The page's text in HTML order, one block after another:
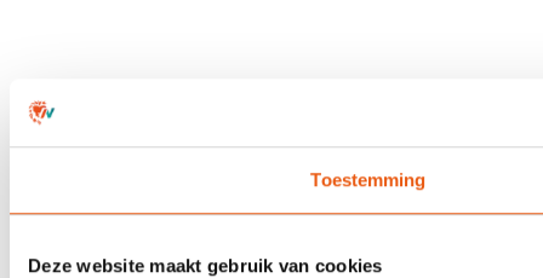
Toestemming
Deze website maakt gebruik van cookies